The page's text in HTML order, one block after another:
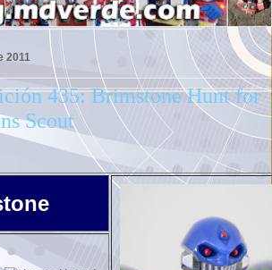
2011
435: Brimstone Hunt for
Scout